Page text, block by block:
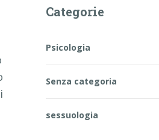
Categorie
Psicologia
Senza categoria
sessuologia